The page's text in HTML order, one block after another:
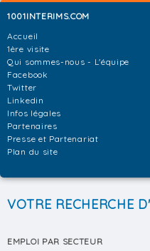
1001INTERIMS.COM
Accueil
1ère visite
Qui sommes-nous - L'équipe
Facebook
Twitter
Linkedin
Infos légales
Partenaires
Presse et Partenariat
Plan du site
VOTRE RECHERCHE
EMPLOI PAR SECTEUR